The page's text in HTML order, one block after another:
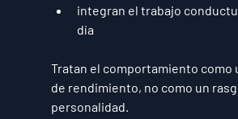
integran el trabajo
día
Tratan el comportamiento como
de rendimiento, no como un
personalidad.